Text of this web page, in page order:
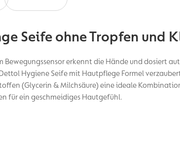
Seife ohne Tropfen und
Bewegungssensor erkennt die Hände und dosiert
Hygiene Seife mit Hautpflege Formel
(Glycerin & Milchsäure) eine ideale
für ein geschmeidiges Hautgefühl.